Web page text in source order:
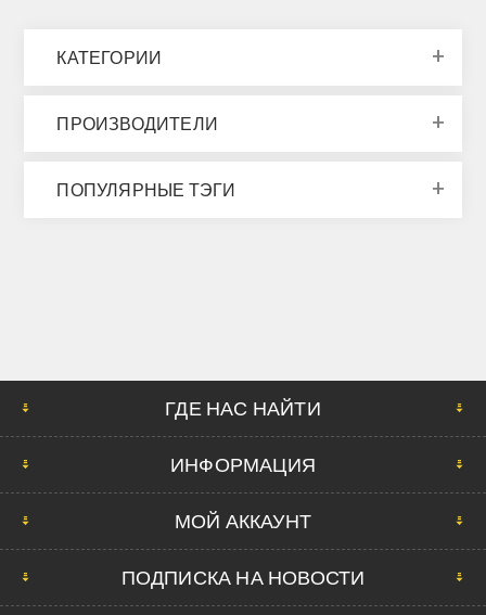
КАТЕГОРИИ
ПРОИЗВОДИТЕЛИ
ПОПУЛЯРНЫЕ ТЭГИ
ГДЕ НАС НАЙТИ
ИНФОРМАЦИЯ
МОЙ АККАУНТ
ПОДПИСКА НА НОВОСТИ